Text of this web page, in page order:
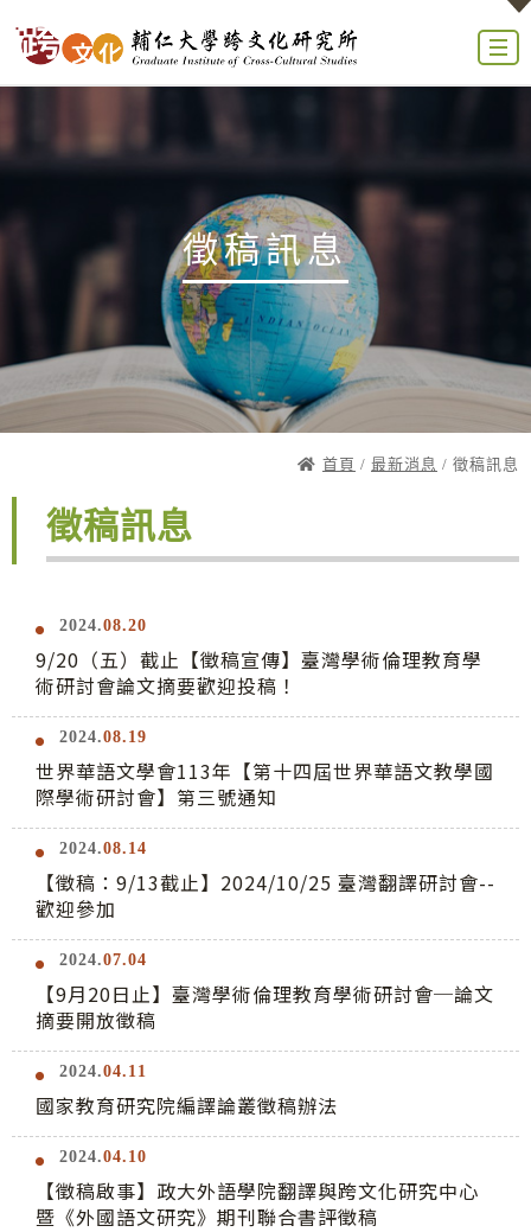
徵稿訊息
首頁 / 最新消息 / 徵稿訊息
徵稿訊息
2024.08.20
9/20（五）截止【徵稿宣傳】臺灣學術倫理教育學
術研討會論文摘要歡迎投稿！
2024.08.19
世界華語文學會113年【第十四屆世界華語文教學國
際學術研討會】第三號通知
2024.08.14
【徵稿：9/13截止】2024/10/25 臺灣翻譯研討會--
歡迎參加
2024.07.04
【9月20日止】臺灣學術倫理教育學術研討會─論文
摘要開放徵稿
2024.04.11
國家教育研究院編譯論叢徵稿辦法
2024.04.10
【徵稿啟事】政大外語學院翻譯與跨文化研究中心
暨《外國語文研究》期刊聯合書評徵稿